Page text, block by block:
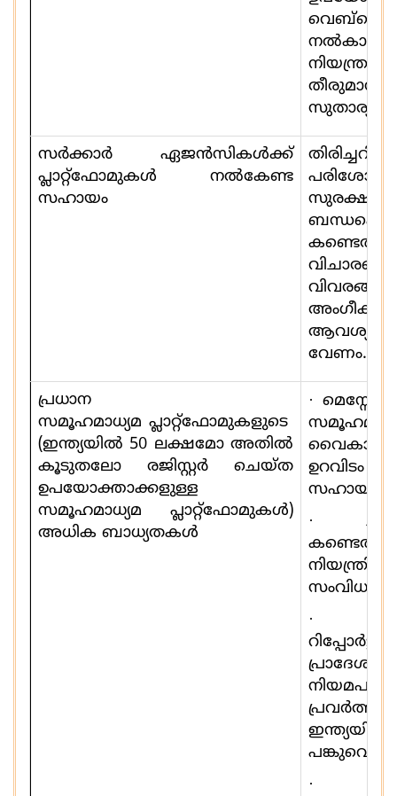
സർക്കാർ ഏജൻസികൾക്ക്
പ്ലാറ്റ്ഫോമുകള്‍ നൽകേണ്ട
സഹായം
വേണം.
പ്രധാന
സമൂഹമാധ്യമ പ്ലാറ്റ്ഫോമുകളുടെ
(ഇന്ത്യയിൽ 50 ലക്ഷമോ അതിൽ
കൂടുതലോ രജിസ്റ്റർ ചെയ്ത
ഉപയോക്താക്കളുള്ള
സമൂഹമാധ്യമ പ്ലാറ്റ്ഫോമുകള്‍)
അധിക ബാധ്യതകൾ
·
·